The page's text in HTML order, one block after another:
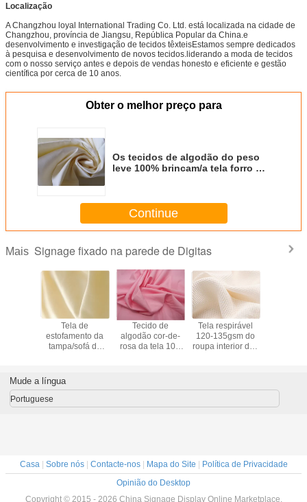
Localização
A Changzhou loyal International Trading Co. Ltd. está localizada na cidade de
Changzhou, província de Jiangsu, República Popular da China.e
desenvolvimento e investigação de tecidos têxteisEstamos sempre dedicados
à pesquisa e desenvolvimento de novos tecidos.liderando a moda de tecidos
com o nosso serviço antes e depois de vendas honesto e eficiente e gestão
científica por cerca de 10 anos.
Obter o melhor preço para
Os tecidos de algodão do peso
leve 100% brincam/a tela forro do
Continue
Mais Signage fixado na parede de Digitas
Tela de
estofamento da
tampa/sofá de
contemporâneo
100%
Tecido de
algodão cor-de-
rosa da tela 100
Tela respirável
120-135gsm do
roupa interior dos
100%
Mude a língua
Portuguese
Casa| Sobre nós| Contacte-nos| Mapa do Site
Política de Privacidade
Opinião do Desktop
Copyright © 2015 - 2026 China Signage Display Online Marketplace.